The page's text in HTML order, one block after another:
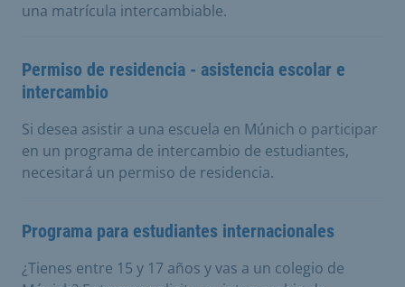
una matrícula intercambiable.
Permiso de residencia - asistencia escolar e
intercambio
Si desea asistir a una escuela en Múnich o participar
en un programa de intercambio de estudiantes,
necesitará un permiso de residencia.
Programa para estudiantes internacionales
¿Tienes entre 15 y 17 años y vas a un colegio de